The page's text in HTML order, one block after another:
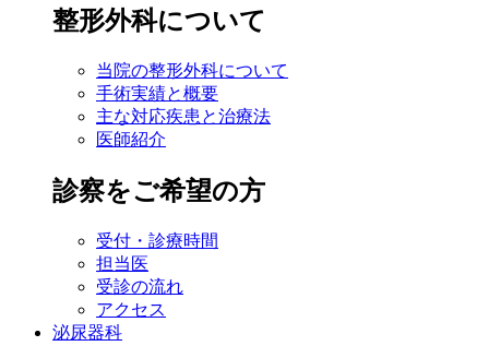
整形外科について
当院の整形外科について
手術実績と概要
主な対応疾患と治療法
医師紹介
診察をご希望の方
受付・診療時間
担当医
受診の流れ
アクセス
泌尿器科